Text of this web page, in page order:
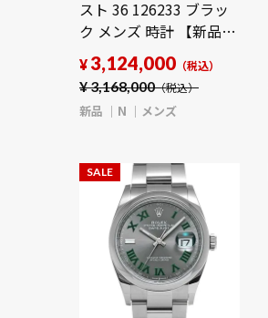
スト 36 126233 ブラッ
ク メンズ 時計 【新品】
【wristwatch】
¥3,168,000（税込）
¥ 3,124,000 （税込）
新品 N メンズ
SALE